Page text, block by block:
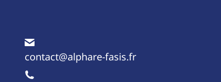
contact@alphare-fasis.fr